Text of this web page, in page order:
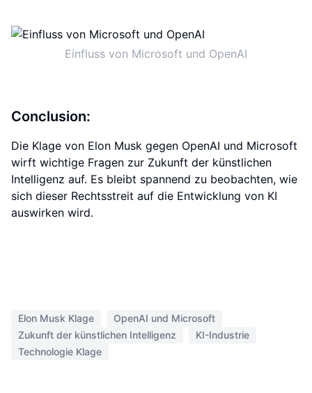
Einfluss von Microsoft und OpenAI
Conclusion:
Die Klage von Elon Musk gegen OpenAI und Microsoft
wirft wichtige Fragen zur Zukunft der künstlichen
Intelligenz auf. Es bleibt spannend zu beobachten, wie
sich dieser Rechtsstreit auf die Entwicklung von KI
auswirken wird.
Elon Musk Klage
OpenAI und Microsoft
Zukunft der künstlichen Intelligenz
KI-Industrie
Technologie Klage